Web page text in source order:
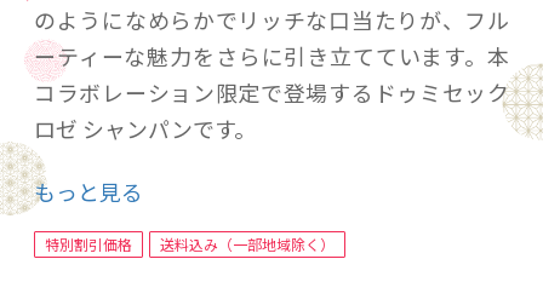
のようになめらかでリッチな口当たりが、フル
ーティーな魅力をさらに引き立てています。本
コラボレーション限定で登場するドゥミセック
ロゼ シャンパンです。
アッサンブラージュ：ピノ・ノワール 45-55%、
ムニエ 35-45%、シャルドネ 5-10%
ドサージュ：45.0 g/L
もっと見る
特別割引価格 送料込み（一部地域除く）